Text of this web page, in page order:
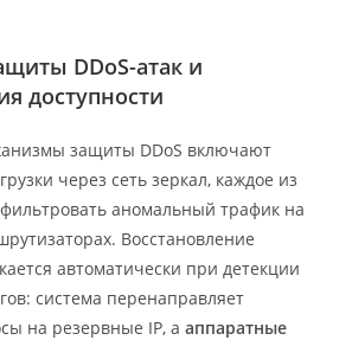
DDoS-атак и
доступности
защиты DDoS включают
через сеть зеркал, каждое из
аномальный трафик на
Восстановление
автоматически при детекции
система перенаправляет
на резервные IP, ааппаратные